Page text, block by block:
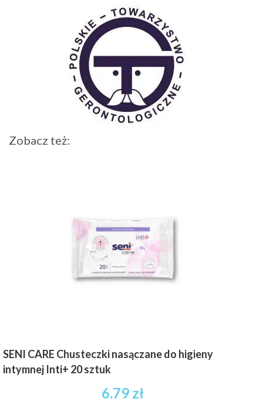
Zobacz też:
SENI CARE Chusteczki nasączane do higieny
intymnej Inti+ 20 sztuk
6.79 zł